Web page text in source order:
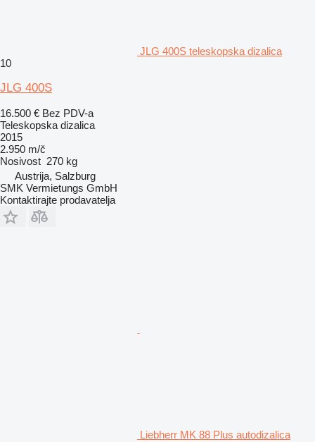
JLG 400S teleskopska dizalica
10
JLG 400S
16.500 € Bez PDV-a
Teleskopska dizalica
2015
2.950 m/č
Nosivost 270 kg
Austrija, Salzburg
SMK Vermietungs GmbH
Kontaktirajte prodavatelja
Liebherr MK 88 Plus autodizalica